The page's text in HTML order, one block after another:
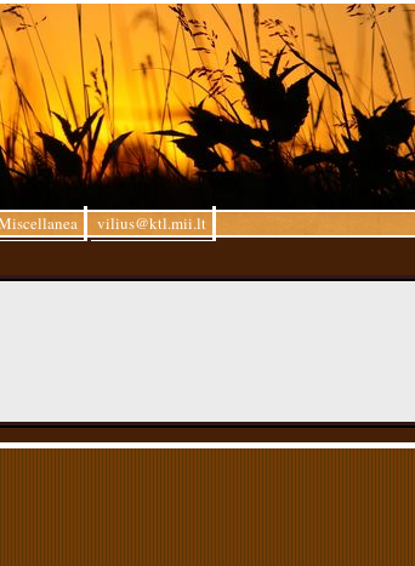
vilius@ktl.mii.lt